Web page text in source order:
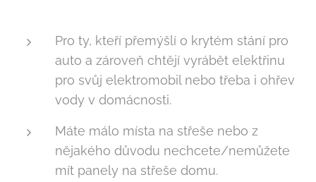
Pro ty, kteří přemýšlí o krytém stání pro
auto a zároveň chtějí vyrábět elektřinu
pro svůj elektromobil nebo třeba i ohřev
vody v domácnosti.
Máte málo místa na střeše nebo z
nějakého důvodu nechcete/nemůžete
mít panely na střeše domu.